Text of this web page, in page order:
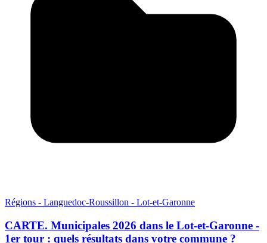
Régions - Languedoc-Roussillon - Lot-et-Garonne
CARTE. Municipales 2026 dans le Lot-et-Garonne -
1er tour : quels résultats dans votre commune ?